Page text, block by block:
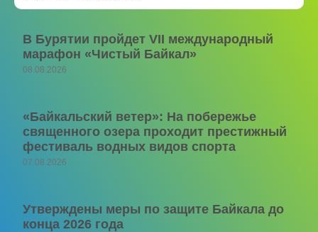
В Бурятии пройдет VII международный
марафон «Чистый Байкал»
08.08.2026
«Байкальский ветер»: На побережье
священного озера проходит престижный
фестиваль водных видов спорта
07.08.2026
Утверждены меры по защите Байкала до
конца 2026 года